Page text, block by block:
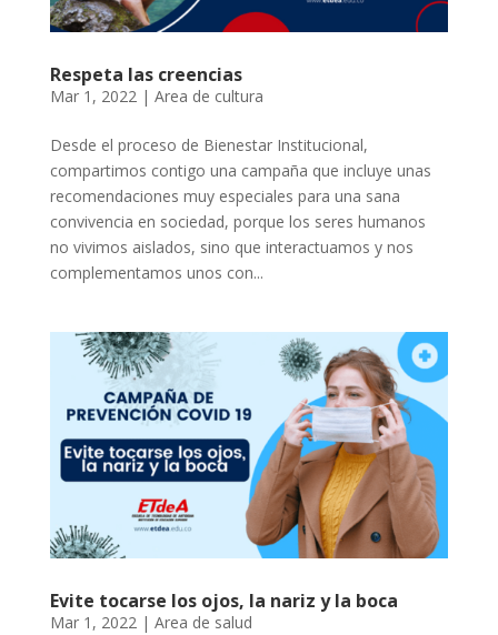
Respeta las creencias
Mar 1, 2022 | Area de cultura
Desde el proceso de Bienestar Institucional,
compartimos contigo una campaña que incluye unas
recomendaciones muy especiales para una sana
convivencia en sociedad, porque los seres humanos
no vivimos aislados, sino que interactuamos y nos
complementamos unos con...
Evite tocarse los ojos, la nariz y la boca
Mar 1, 2022| Area de salud